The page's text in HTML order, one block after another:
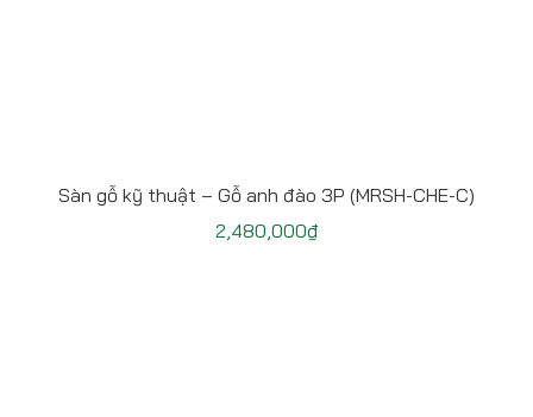
Sàn gỗ kỹ thuật – Gỗ anh đào 3P (MRSH-CHE-C)
2,480,000₫